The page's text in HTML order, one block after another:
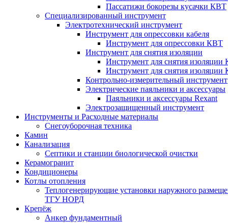
Пассатижи бокорезы кусачки КВТ
Специализированный инструмент
Электротехнический инструмент
Инструмент для опрессовки кабеля
Инструмент для опрессовки КВТ
Инструмент для снятия изоляции
Инструмент для снятия изоляции
Инструмент для снятия
Контрольно-измерительный инструмент
Электрические паяльники и аксессуары
Паяльники и аксессуары Rexant
Электрозащищенный инструмент
Инструменты и Расходные материалы
Снегоуборочная техника
Камин
Канализация
Септики и станции биологической очистки
Керамогранит
Кондиционеры
Котлы отопления
Теплогенерирующие установки наружного
ТГУ НОРД
Крепёж
Анкер фундаментный